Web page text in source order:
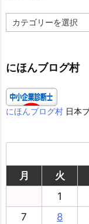
テ
ー
にほんブログ村
にほんブログ村 日本
月
火
1
7
8